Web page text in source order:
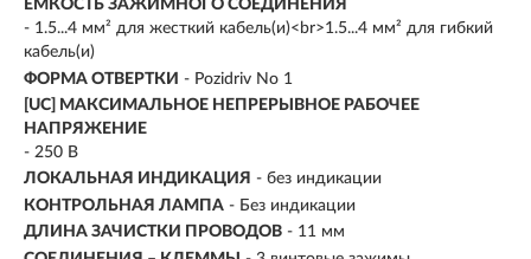
ЕМКОСТЬ ЗАЖИМНОГО СОЕДИНЕНИЯ
- 1.5...4 мм² для жесткий кабель(и)<br>1.5...4 мм² для гибкий
кабель(и)
ФОРМА ОТВЕРТКИ - Pozidriv No 1
[UC] МАКСИМАЛЬНОЕ НЕПРЕРЫВНОЕ РАБОЧЕЕ
НАПРЯЖЕНИЕ
- 250 В
ЛОКАЛЬНАЯ ИНДИКАЦИЯ - без индикации
КОНТРОЛЬНАЯ ЛАМПА - Без индикации
ДЛИНА ЗАЧИСТКИ ПРОВОДОВ - 11 мм